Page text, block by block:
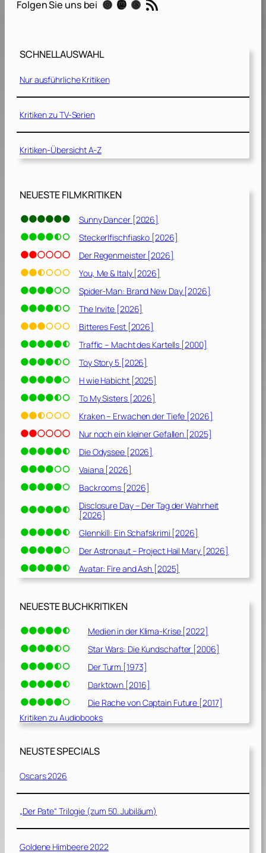
1
a
n
[
2
0
]
Folgen Sie uns bei Instagram Mastodon Threads
SCHNELLAUSWAHL
Nur ausführliche Kritiken
Kritiken zu TV-Serien
Kritiken-Übersicht A-Z
NEUESTE FILMKRITIKEN
Sunny Dancer [2026]
Steckerlfischfiasko [2026]
Der Regenmeister [2026]
You, Me & Italy [2026]
Spider-Man: Brand New Day [2026]
The Invite [2026]
Bitteres Fest [2026]
Traffic – Macht des Kartells [2000]
Toy Story 5 [2026]
H wie Habicht [2025]
To My Sisters [2026]
Kraken – Erwachen der Tiefe [2026]
Nur noch ein kleiner Gefallen [2025]
Die Odyssee [2026]
Vaiana [2026]
Backrooms [2026]
Disclosure Day – Der Tag der Wahrheit
[2026]
Glennkill: Ein Schafskrimi [2026]
Der Astronaut – Project Hail Mary [2026]
Avatar: Fire and Ash [2025]
NEUESTE BUCHKRITIKEN
Medien in der Klima-Krise [2022]
Star Wars: Die Kundschafter [2006]
Der Turm [1973]
Darktown [2016]
Die Rache von Captain Future [2017]
Kritiken zu Audiobooks
NEUSTE SPECIALS
Oscars 2026
„Der Pate“ Trilogie (zum 50. Jubiläum)
Goldene Himbeere 2022